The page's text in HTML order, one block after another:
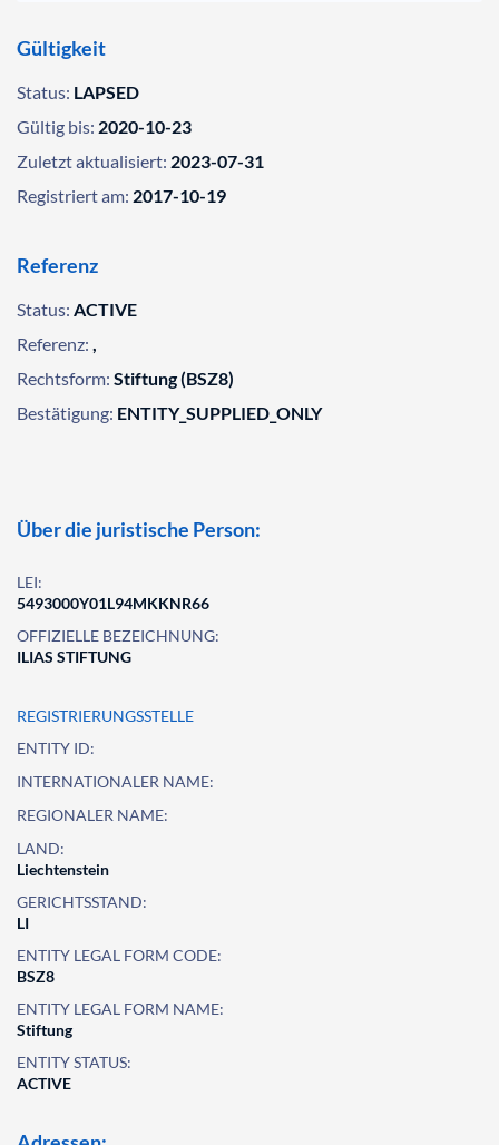
Gültigkeit
Status: LAPSED
Gültig bis: 2020-10-23
Zuletzt aktualisiert: 2023-07-31
Registriert am: 2017-10-19
Referenz
Status: ACTIVE
Referenz: ,
Rechtsform: Stiftung (BSZ8)
Bestätigung: ENTITY_SUPPLIED_ONLY
Über die juristische Person:
LEI:
5493000Y01L94MKKNR66
OFFIZIELLE BEZEICHNUNG:
ILIAS STIFTUNG
REGISTRIERUNGSSTELLE
ENTITY ID:
INTERNATIONALER NAME:
REGIONALER NAME:
LAND:
Liechtenstein
GERICHTSSTAND:
LI
ENTITY LEGAL FORM CODE:
BSZ8
ENTITY LEGAL FORM NAME:
Stiftung
ENTITY STATUS:
ACTIVE